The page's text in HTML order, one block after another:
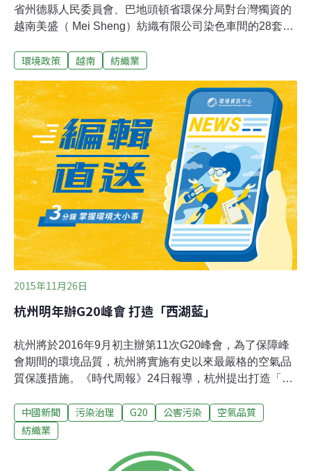
省州德縣人民委員會、巴地頭頓省環保分局對台灣獨資的
越南美盛（ Mei Sheng）紡織有限公司染色車間的28套染
年4月11日公佈的清查報告顯示，越南美盛紡織有限公司
頓省人民委員會准許，擅自興建並將年產量1100噸的染色
車間投入運營，在沒有拿到許可的情況下擅自開挖26口深
井，每日非法抽取地下水約2760立方米用於生產活動，以
及非法排放廢水等。設在巴地頭頓省州德縣義交工業園區
的越南美盛紡織有限公司於2009年9月投入運營，佔地面
積21.3公頃，幹部人員共2100名。該公司的主要產品是針
織面料和紗線，年均產能4.82萬噸。
環境政策 越南 紡織業
2015年11月26日
杭州明年辦G20峰會 打造「西湖藍」
杭州將於2016年9月初主辦第11次G20峰會，為了保障峰
會期間的環境品質，杭州將實施有史以來最嚴格的空氣品
質保護措施。《時代周報》24日報導，杭州提出打造「西
會，可能借鏡北京在APEC會議期間整治空氣汙染的成功
經驗。日前《杭州市建設工地「西湖藍」行動期間工施工
月1日到峰會前20天，在主、次場館及住處周邊5公里內的
中國新聞 污染治理 G20 公害污染
空氣品質
紡織業